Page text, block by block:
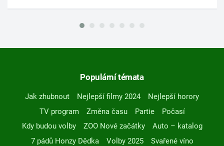
Populární témata
Jak zhubnout Nejlepší filmy 2024
Nejlepší horory
TV program
Změna času Partie
Počasí
Kdy budou volby
ZOO Nové začátky
Auto – katalog
7 pádů Honzy Dědka
Volby 2025
Svařené víno